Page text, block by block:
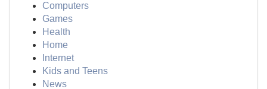
Computers
Games
Health
Home
Internet
Kids and Teens
News